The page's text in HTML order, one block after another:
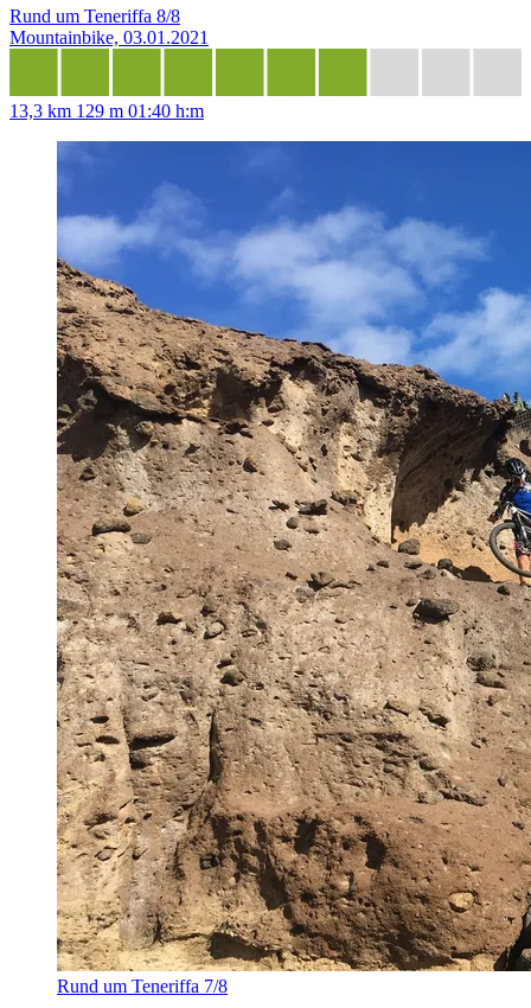
Rund um Teneriffa 8/8
Mountainbike, 03.01.2021
13,3 km 129 m 01:40 h:m
Rund um Teneriffa 7/8